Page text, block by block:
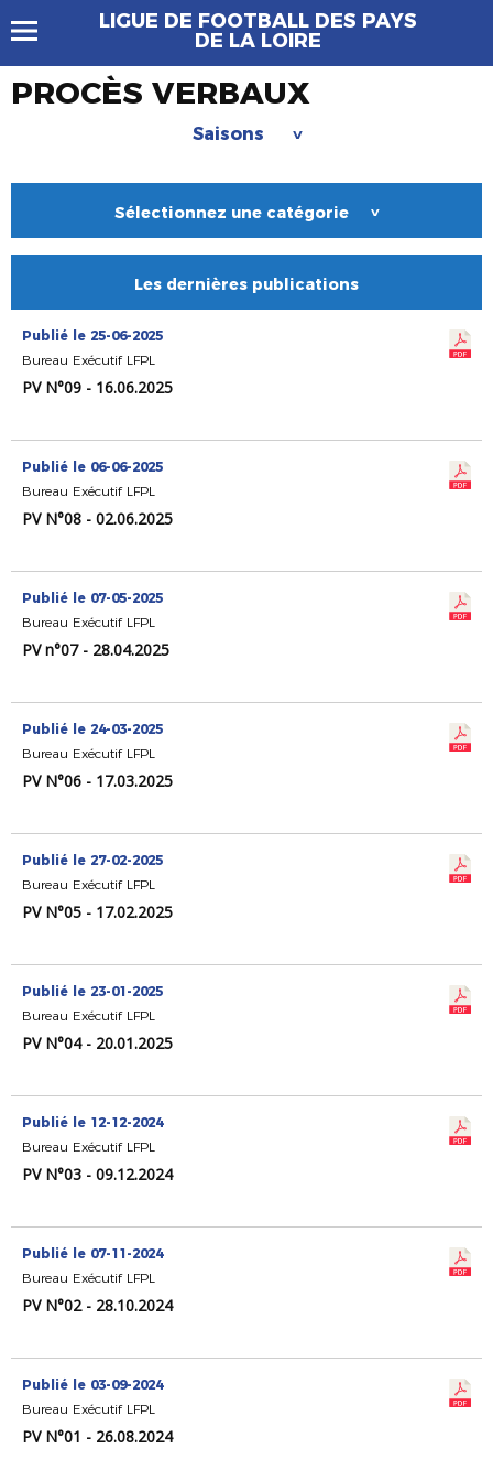
LIGUE DE FOOTBALL DES PAYS
DE LA LOIRE
PROCÈS VERBAUX
Saisons >
Sélectionnez une catégorie >
Les dernières publications
Publié le 25-06-2025
Bureau Exécutif LFPL
PV N°09 - 16.06.2025
Publié le 06-06-2025
Bureau Exécutif LFPL
PV N°08 - 02.06.2025
Publié le 07-05-2025
Bureau Exécutif LFPL
PV n°07 - 28.04.2025
Publié le 24-03-2025
Bureau Exécutif LFPL
PV N°06 - 17.03.2025
Publié le 27-02-2025
Bureau Exécutif LFPL
PV N°05 - 17.02.2025
Publié le 23-01-2025
Bureau Exécutif LFPL
PV N°04 - 20.01.2025
Publié le 12-12-2024
Bureau Exécutif LFPL
PV N°03 - 09.12.2024
Publié le 07-11-2024
Bureau Exécutif LFPL
PV N°02 - 28.10.2024
Publié le 03-09-2024
Bureau Exécutif LFPL
PV N°01 - 26.08.2024